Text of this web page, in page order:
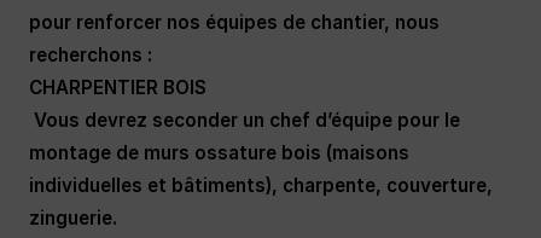
pour renforcer nos équipes de chantier, nous
recherchons :
CHARPENTIER BOIS
Vous devrez seconder un chef d’équipe pour le
montage de murs ossature bois (maisons
individuelles et bâtiments), charpente, couverture,
zinguerie.